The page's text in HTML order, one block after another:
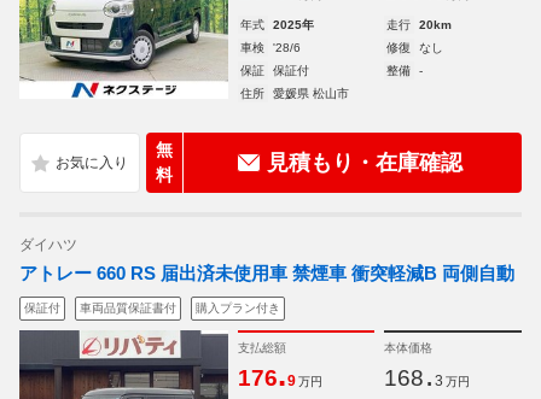
年式 2025年 走行
20km
車検
'28/6 修復
なし
保証
保証付 整備
-
住所
愛媛県 松山市
無
料
見積もり・在庫確認
ダイハツ
アトレー 660 RS 届出済未使用車 禁煙車 衝突軽減B 両側自動
保証付 車両品質保証書付 購入プラン付き
支払総額
176.9 万円
本体価格
168. 3 万円